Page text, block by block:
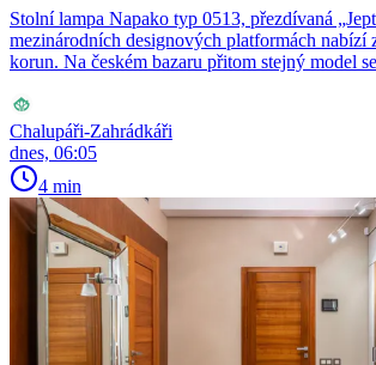
Stolní lampa Napako typ 0513, přezdívaná
mezinárodních designových platformách nabízí
korun. Na českém bazaru přitom stejný model
Chalupáři-Zahrádkáři
dnes, 06:05
4 min